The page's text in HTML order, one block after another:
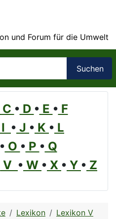
und Forum für die Umwelt
Suchen
C • D • E • F
I • J • K • L
• O • P • Q
V • W • X • Y • Z
Lexikon
Lexikon V